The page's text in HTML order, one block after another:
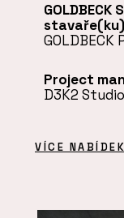
Project
D3K2
VÍCE NABÍDEK